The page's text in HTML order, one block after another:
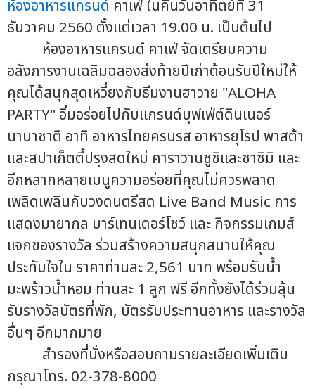
ห้องอาหารแกรนด์ คาเฟ่ ในคืนวันอาทิตย์ที่ 31
ธันวาคม 2560 ตั้งแต่เวลา 19.00 น. เป็นต้นไป
ห้องอาหารแกรนด์ คาเฟ่ จัดเตรียมความ
อลังการงานเฉลิมฉลองส่งท้ายปีเก่าต้อนรับปีใหม่ให้
คุณได้สนุกสุดเหวี่ยงกับธีมงานฮาวาย "ALOHA
PARTY" อิ่มอร่อยไปกับแกรนด์บุฟเฟ่ต์ดินเนอร์
นานาชาติ อาทิ อาหารไทยครบรส อาหารยุโรป พาสต้า
และสปาเก็ตตี้ปรุงสดใหม่ คาราวานซูชิและซาซิมิ และ
อีกหลากหลายเมนูความอร่อยที่คุณไม่ควรพลาด
เพลิดเพลินกับวงดนตรีสด Live Band Music การ
แสดงมายากล บาร์เทนเดอร์โชว์ และ กิจกรรมเกมส์
แจกของรางวัล ร่วมสร้างความสนุกสนานให้คุณ
ประทับใจใน ราคาท่านละ 2,561 บาท พร้อมรับน้ำ
มะพร้าวน้ำหอม ท่านละ 1 ลูก ฟรี อีกทั้งยังได้ร่วมลุ้น
รับรางวัลบัตรที่พัก, บัตรรับประทานอาหาร และรางวัล
อื่นๆ อีกมากมาย
สำรองที่นั่งหรือสอบถามรายละเอียดเพิ่มเติม
กรุณาโทร. 02-378-8000